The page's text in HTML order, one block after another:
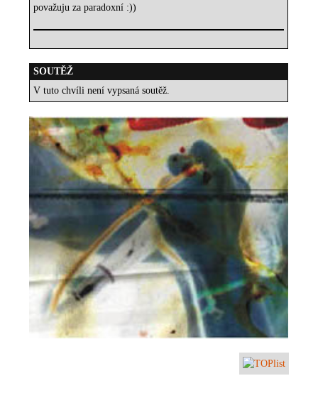
považuju za paradoxní :))
SOUTĚŽ
V tuto chvíli není vypsaná soutěž.